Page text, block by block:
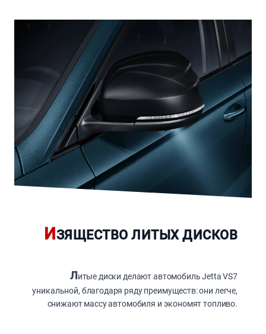
ИЗЯЩЕСТВО ЛИТЫХ ДИСКОВ
Литые диски делают автомобиль Jetta VS7
уникальной, благодаря ряду преимуществ: они легче,
снижают массу автомобиля и экономят топливо.